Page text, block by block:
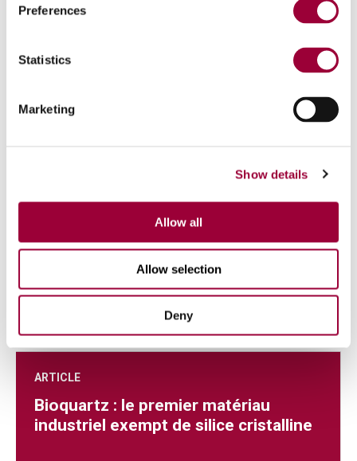
Preferences
Statistics
Marketing
Show details
Allow all
Allow selection
Deny
ARTICLE
Biolenic® : le liant organique issu de
sources renouvelables
Découvrez Breton Biolenic® : le liant organique
innovant développé par Breton
ARTICLE
Bioquartz : le premier matériau
industriel exempt de silice cristalline